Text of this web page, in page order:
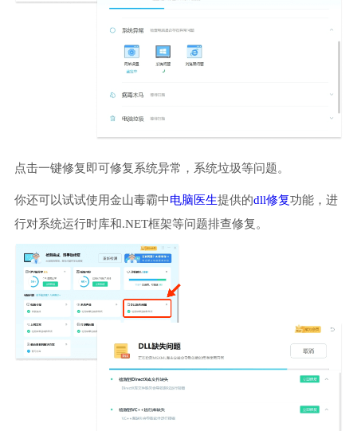
点击一键修复即可修复系统异常，系统垃圾等问题。
你还可以试试使用金山毒霸中电脑医生提供的dll修复功能，进
行对系统运行时库和.NET框架等问题排查修复。